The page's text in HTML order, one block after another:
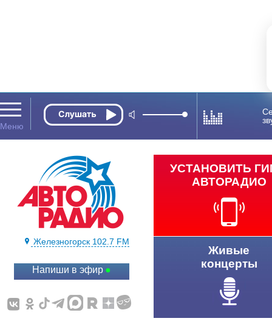
Железногорск 102.7 FM
Напиши в эфир
УСТАНОВИТЬ
АВТОРАДИО
Живые
концерты